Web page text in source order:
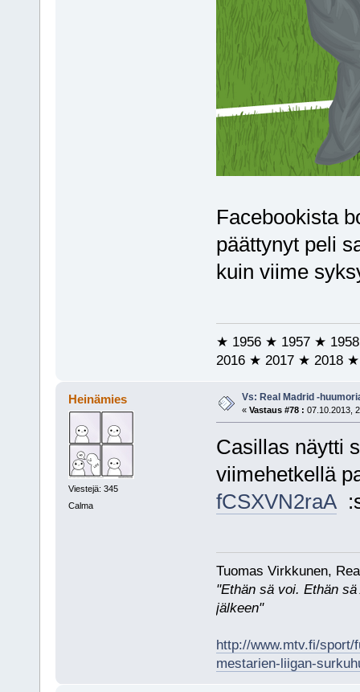
Facebookista
päättynyt peli
kuin viime
★ 1956 ★ 1957 ★
2016 ★ 2017 ★ 2018 ★
Heinämies
Viestejä: 345
Calma
Vs: Real Madrid -
« Vastaus #78 : 07.10.2013,
Casillas näytti
viimehetkellä
fCSXVN2raA
Tuomas Virkkunen,
"Ethän sä voi. Ethän
jälkeen"
http://www.mtv.fi/sport/
mestarien-liigan-